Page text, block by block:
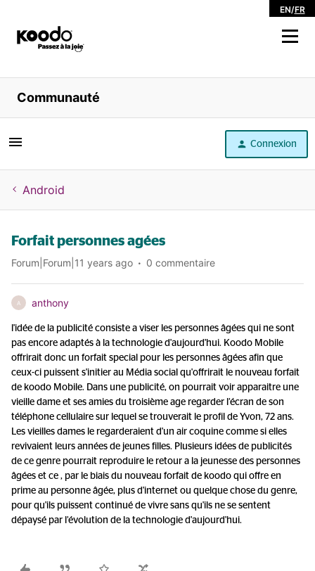
EN/FR
Magasiner
Libre service
Aide
Communauté
Connexion
Android
Forfait personnes agées
Forum|Forum|11 years ago 0 commentaire
A anthony
l'idée de la publicité consiste a viser les personnes âgées qui ne sont
pas encore adaptés à la technologie d'aujourd'hui. Koodo Mobile
offrirait donc un forfait special pour les personnes âgées afin que
ceux-ci puissent s'initier au Média social qu'offrirait le nouveau forfait
de koodo Mobile. Dans une publicité, on pourrait voir apparaitre une
vieille dame et ses amies du troisième age regarder l’écran de son
téléphone cellulaire sur lequel se trouverait le profil de Yvon, 72 ans.
Les vieilles dames le regarderaient d'un air coquine comme si elles
revivaient leurs années de jeunes filles. Plusieurs idées de publicités
de ce genre pourrait reproduire le retour a la jeunesse des personnes
âgées et ce , par le biais du nouveau forfait de koodo qui offre en
prime au personne âgée, plus d'internet ou quelque chose du genre,
pour qu'ils puissent continué de vivre sans qu'ils ne se sentent
dépaysé par l’évolution de la technologie d'aujourd'hui.